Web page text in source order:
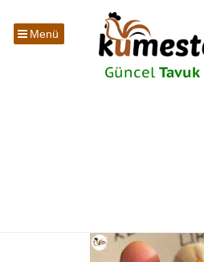
Menü
Güncel Tavuk